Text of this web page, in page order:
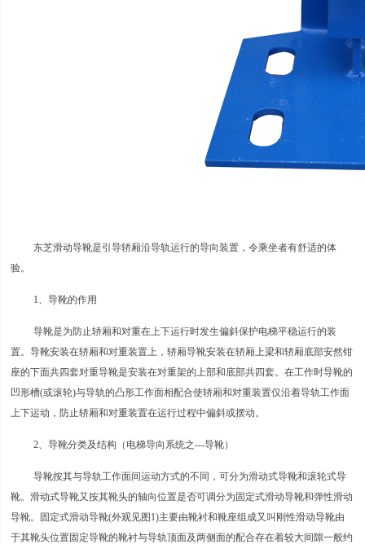
东芝滑动导靴是引导轿厢沿导轨运行的导向装置，令乘坐者有舒适的体
验。
1、导靴的作用
导靴是为防止轿厢和对重在上下运行时发生偏斜保护电梯平稳运行的装
置。导靴安装在轿厢和对重装置上，轿厢导靴安装在轿厢上梁和轿厢底部安然钳
座的下面共四套对重导靴是安装在对重架的上部和底部共四套。在工作时导靴的
凹形槽(或滚轮)与导轨的凸形工作面相配合使轿厢和对重装置仅沿着导轨工作面
上下运动，防止轿厢和对重装置在运行过程中偏斜或摆动。
2、导靴分类及结构（电梯导向系统之---导靴）
导靴按其与导轨工作面间运动方式的不同，可分为滑动式导靴和滚轮式导
靴。滑动式导靴又按其靴头的轴向位置是否可调分为固定式滑动导靴和弹性滑动
导靴。固定式滑动导靴(外观见图1)主要由靴衬和靴座组成又叫刚性滑动导靴由
于其靴头位置固定导靴的靴衬与导轨顶面及两侧面的配合存在着较大间隙一般约